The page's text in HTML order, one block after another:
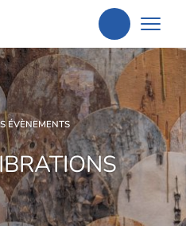
Aller
à
la
recherche
ÉVÈNEMENTS